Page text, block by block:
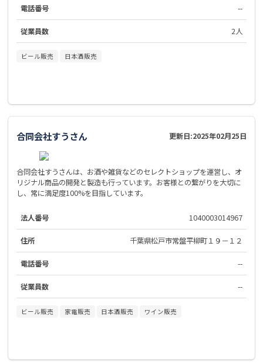
電話番号 --
従業員数 2人
ビール販売 日本酒販売
合同会社すうさん 更新日:2025年02月25日
合同会社すうさんは、お酒や雑貨などのセレクトショップを運営し、オ
リジナル商品の開発と製造も行っています。お客様との繋がりを大切に
し、常に満足度100%を目指しています。
法人番号 1040003014967
住所 千葉県松戸市常盤平柳町１９－１２
電話番号 --
従業員数 --
ビール販売 家電販売 日本酒販売 ワイン販売